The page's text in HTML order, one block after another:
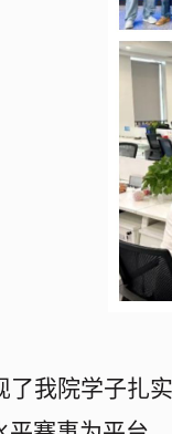
了我院学子扎